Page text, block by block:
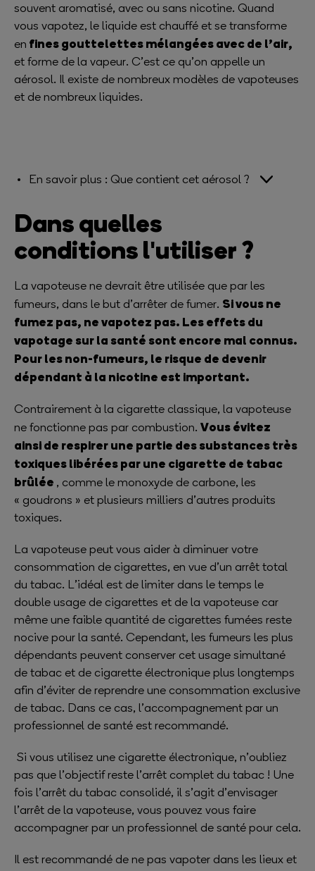
souvent aromatisé, avec ou sans nicotine. Quand
vous vapotez, le liquide est chauffé et se transforme
en fines gouttelettes mélangées avec de l’air,
et forme de la vapeur. C’est ce qu’on appelle un
aérosol. Il existe de nombreux modèles de vapoteuses
et de nombreux liquides.
En savoir plus : Que contient cet aérosol ?
Dans quelles
conditions l'utiliser ?
La vapoteuse ne devrait être utilisée que par les
fumeurs, dans le but d’arrêter de fumer. Si vous ne
fumez pas, ne vapotez pas. Les effets du
vapotage sur la santé sont encore mal connus.
Pour les non-fumeurs, le risque de devenir
dépendant à la nicotine est important.
Contrairement à la cigarette classique, la vapoteuse
ne fonctionne pas par combustion. Vous évitez
ainsi de respirer une partie des substances très
toxiques libérées par une cigarette de tabac
brûlée , comme le monoxyde de carbone, les
« goudrons » et plusieurs milliers d’autres produits
toxiques.
La vapoteuse peut vous aider à diminuer votre
consommation de cigarettes, en vue d’un arrêt total
du tabac. L’idéal est de limiter dans le temps le
double usage de cigarettes et de la vapoteuse car
même une faible quantité de cigarettes fumées reste
nocive pour la santé. Cependant, les fumeurs les plus
dépendants peuvent conserver cet usage simultané
de tabac et de cigarette électronique plus longtemps
afin d’éviter de reprendre une consommation exclusive
de tabac. Dans ce cas, l’accompagnement par un
professionnel de santé est recommandé.
Si vous utilisez une cigarette électronique, n’oubliez
pas que l’objectif reste l’arrêt complet du tabac ! Une
fois l’arrêt du tabac consolidé, il s’agit d’envisager
l’arrêt de la vapoteuse, vous pouvez vous faire
accompagner par un professionnel de santé pour cela.
Il est recommandé de ne pas vapoter dans les lieux et